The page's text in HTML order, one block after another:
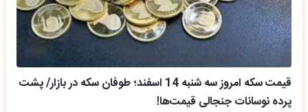
قیمت سکه امروز سه شنبه 14 اسفند؛ طوفان سکه در بازار/ پشت
پرده نوسانات جنجالی قیمت‌ها!